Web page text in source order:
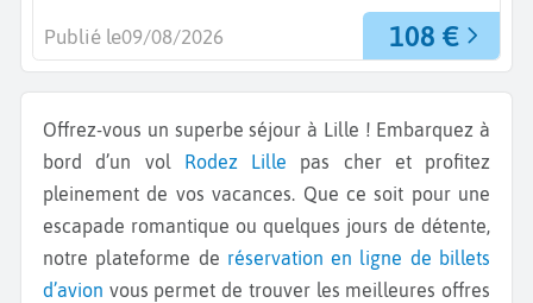
108 €
Publié le09/08/2026
Offrez-vous un superbe séjour à Lille ! Embarquez à
bord d’un vol Rodez Lille pas cher et profitez
pleinement de vos vacances. Que ce soit pour une
escapade romantique ou quelques jours de détente,
notre plateforme de réservation en ligne de billets
d’avion vous permet de trouver les meilleures offres